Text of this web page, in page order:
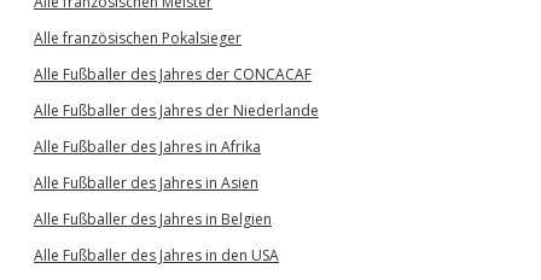
Alle französischen Pokalsieger
Alle Fußballer des Jahres der CONCACAF
Alle Fußballer des Jahres der Niederlande
Alle Fußballer des Jahres in Afrika
Alle Fußballer des Jahres in Asien
Alle Fußballer des Jahres in Belgien
Alle Fußballer des Jahres in den USA